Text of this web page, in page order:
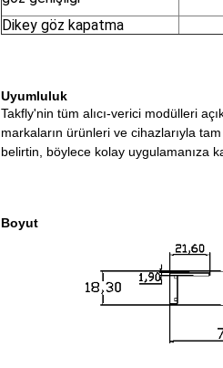
Dikey göz kapatma
Uyumluluk
Takfly'nin tüm alıcı-verici modülleri
markaların ürünleri ve cihazlarıyla
belirtin, böylece kolay uygulamanıza
Boyut